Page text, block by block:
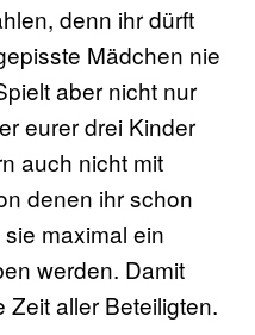
denn ihr dürft
Mädchen nie
aber nicht nur
eurer drei Kinder
auch nicht mit
denen ihr schon
maximal ein
werden. Damit
aller Beteiligten.